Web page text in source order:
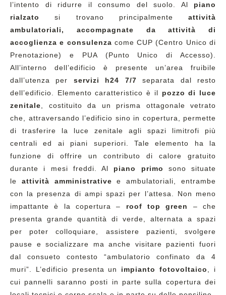
l’intento di ridurre il consumo del suolo. Al piano
rialzato
si trovano principalmente attività
ambulatoriali, accompagnate da attività di
accoglienza e consulenza come CUP (Centro Unico di
Prenotazione) e PUA (Punto Unico di Accesso).
All’interno dell’edificio è presente un’area fruibile
dall’utenza per servizi h24 7/7 separata dal resto
dell’edificio. Elemento caratteristico è il pozzo di luce
zenitale, costituito da un prisma ottagonale vetrato
che, attraversando l’edificio sino in copertura, permette
di trasferire la luce zenitale agli spazi limitrofi più
centrali ed ai piani superiori. Tale elemento ha la
funzione di offrire un contributo di calore gratuito
durante i mesi freddi. Al piano primo sono situate
le attività amministrative e ambulatoriali, entrambe
con la presenza di ampi spazi per l’attesa. Non meno
impattante è la copertura – roof top green
– che
presenta grande quantità di verde, alternata a spazi
per poter colloquiare, assistere pazienti, svolgere
pause e socializzare ma anche visitare pazienti fuori
dal consueto contesto “ambulatorio confinato da 4
muri”. L’edificio presenta un impianto fotovoltaico, i
cui pannelli saranno posti in parte sulla copertura dei